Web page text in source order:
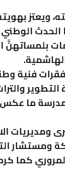
ويعتز
الوطني
بلمساتهنَّ
فنية
ما
ومديريات
كما